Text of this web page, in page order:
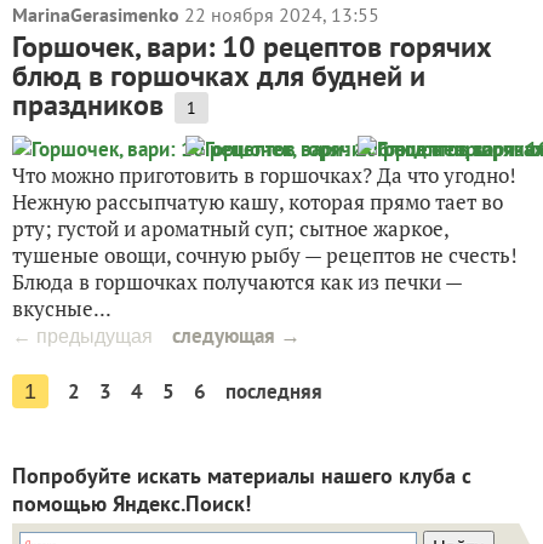
MarinaGerasimenko 22 ноября 2024, 13:55
Горшочек, вари: 10 рецептов горячих
блюд в горшочках для будней и
праздников 1
Что можно приготовить в горшочках? Да что угодно!
Нежную рассыпчатую кашу, которая прямо тает во
рту; густой и ароматный суп; сытное жаркое,
тушеные овощи, сочную рыбу — рецептов не счесть!
Блюда в горшочках получаются как из печки —
вкусные...
← предыдущая следующая →
1 2 3 4 5 6 последняя
Попробуйте искать материалы нашего клуба с
помощью Яндекс.Поиск!